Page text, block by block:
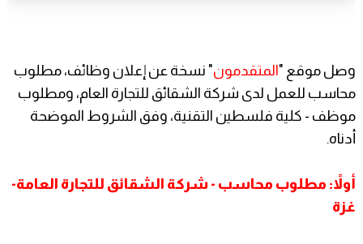
وصل موقع "المتقدمون" نسخة عن إعلان وظائف، مطلوب
محاسب للعمل لدى شركة الشقائق للتجارة العام، ومطلوب
موظف - كلية فلسطين التقنية، وفق الشروط الموضحة
أدناه.
أولاً: مطلوب محاسب - شركة الشقائق للتجارة العامة-
غزة